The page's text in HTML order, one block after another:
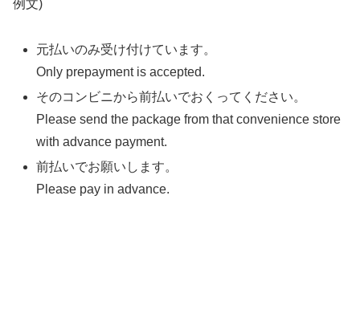
例文)
元払いのみ受け付けています。
Only prepayment is accepted.
そのコンビニから前払いでおくってください。
Please send the package from that convenience store
with advance payment.
前払いでお願いします。
Please pay in advance.